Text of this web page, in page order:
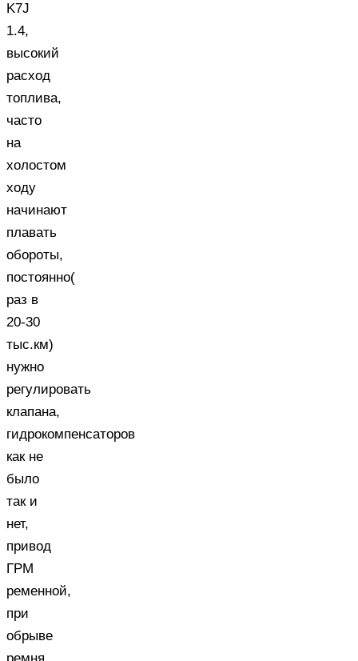
K7J
1.4,
высокий
расход
топлива,
часто
на
холостом
ходу
начинают
плавать
обороты,
постоянно(
раз в
20-30
тыс.км)
нужно
регулировать
клапана,
гидрокомпенсаторов
как не
было
так и
нет,
привод
ГРМ
ременной,
при
обрыве